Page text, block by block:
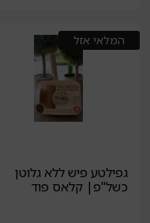
המלאי אזל
גפילטע פיש ללא גלוטן
כשל"פ| קלאס פוד